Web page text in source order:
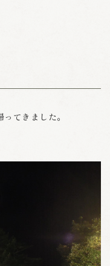
てきました。